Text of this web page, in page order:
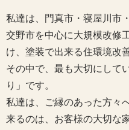
私達は、門真市・寝屋川市
交野市を中心に大規模改修
け、塗装で出来る住環境改
その中で、最も大切にして
り」です。
私達は、ご縁のあった方々
来るのは、お客様の大切な